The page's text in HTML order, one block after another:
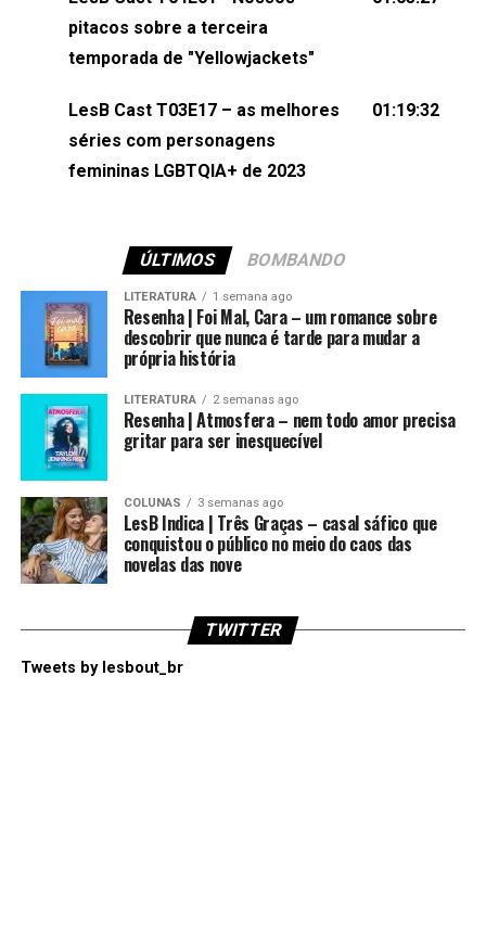
(⁠⁠⁠⁠@brunarfentanes⁠⁠⁠⁠) e Pollyelly FlorêncioEdição de
Naiady Machado
pitacos sobre a terceira
temporada de "Yellowjackets"
LesB Cast T03E17 – as melhores
séries com personagens
femininas LGBTQIA+ de 2023
01:19:32
ÚLTIMOS BOMBANDO
LITERATURA 1 semana ago
Resenha | Foi Mal, Cara – um romance sobre
descobrir que nunca é tarde para mudar a
própria história
LITERATURA 2 semanas ago
Resenha | Atmosfera – nem todo amor precisa
gritar para ser inesquecível
COLUNAS 3 semanas ago
LesB Indica | Três Graças – casal sáfico que
conquistou o público no meio do caos das
novelas das nove
TWITTER
Tweets by lesbout_br